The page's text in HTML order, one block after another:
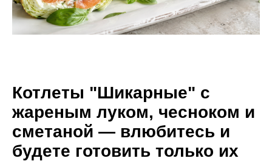
Котлеты "Шикарные" с
жареным луком, чесноком и
сметаной — влюбитесь и
будете готовить только их